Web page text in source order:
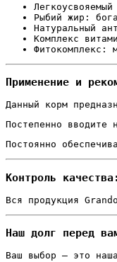
Рыбий жир:
Натуральный
Комплекс
Фитокомплекс:
Применение и
Данный корм
Постепенно вводите
Постоянно
Контроль качества:
Вся продукция
Наш долг перед
Ваш выбор – это